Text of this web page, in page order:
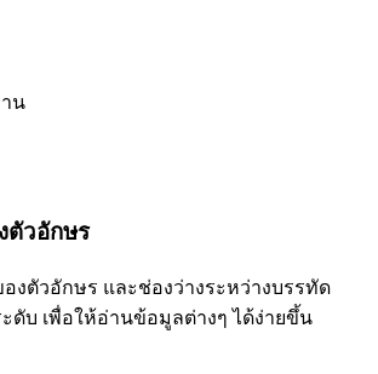
น
ตัวอักษร
งตัวอักษร และช่องว่างระหว่างบรรทัด
ดับ เพื่อให้อ่านข้อมูลต่างๆ ได้ง่ายขึ้น